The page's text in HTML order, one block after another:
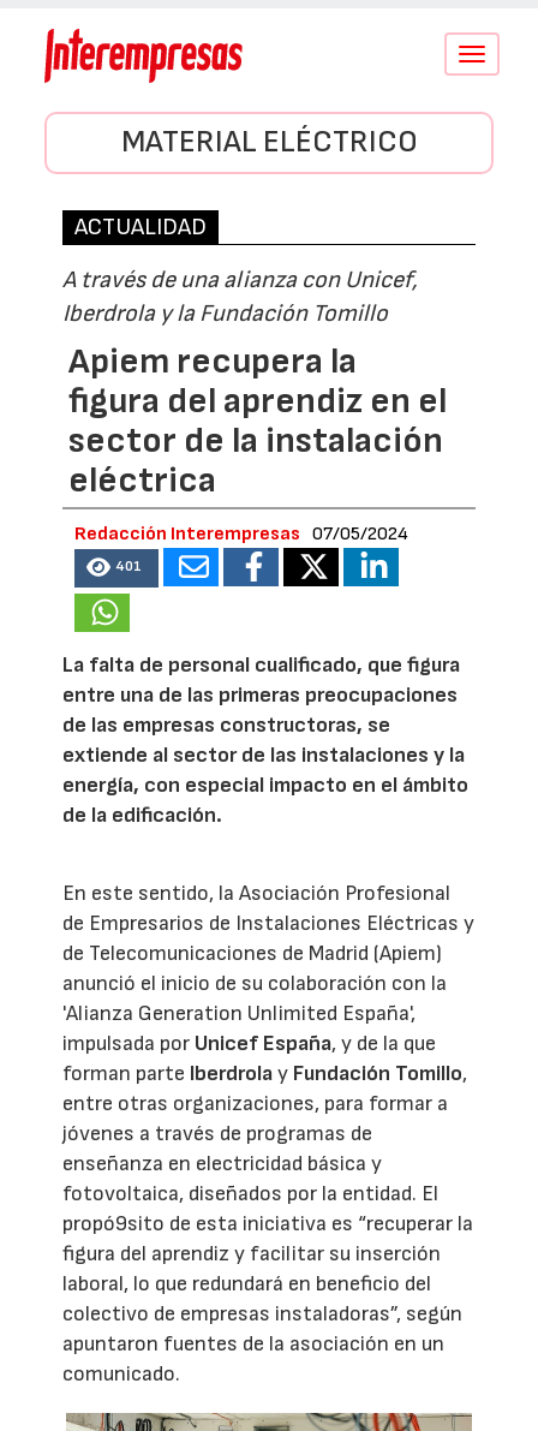
Conmutar
MATERIAL ELÉCTRICO
ACTUALIDAD
A través de una alianza con Unicef,
Iberdrola y la Fundación Tomillo
Apiem recupera la
figura del aprendiz en el
sector de la instalación
eléctrica
Redacción Interempresas 07/05/2024
401
La falta de personal cualificado, que figura
entre una de las primeras preocupaciones
de las empresas constructoras, se
extiende al sector de las instalaciones y la
energía, con especial impacto en el ámbito
de la edificación.
En este sentido, la Asociación Profesional
de Empresarios de Instalaciones Eléctricas y
de Telecomunicaciones de Madrid (Apiem)
anunció el inicio de su colaboración con la
'Alianza Generation Unlimited España',
impulsada por Unicef España, y de la que
forman parte Iberdrolay Fundación Tomillo,
entre otras organizaciones, para formar a
jóvenes a través de programas de
enseñanza en electricidad básica y
fotovoltaica, diseñados por la entidad. El
propó9sito de esta iniciativa es “recuperar la
figura del aprendiz y facilitar su inserción
laboral, lo que redundará en beneficio del
colectivo de empresas instaladoras”, según
apuntaron fuentes de la asociación en un
comunicado.